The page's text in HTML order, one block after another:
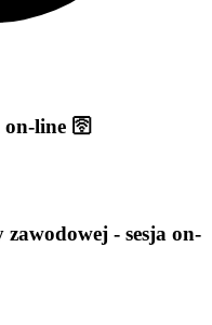
line 🛜
- sesja on-